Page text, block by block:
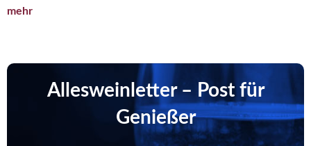
mehr
Allesweinletter – Post für
Genießer